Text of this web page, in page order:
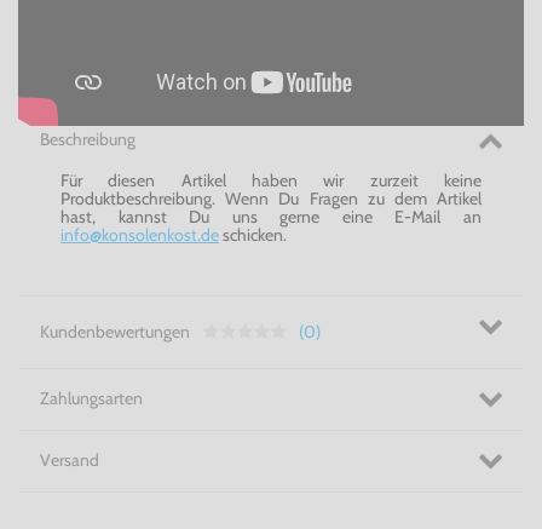
Beschreibung
Für diesen Artikel haben wir zurzeit keine
Produktbeschreibung. Wenn Du Fragen zu dem Artikel
hast, kannst Du uns gerne eine E-Mail an
info@konsolenkost.deschicken.
Kundenbewertungen (0)
Zahlungsarten
Versand